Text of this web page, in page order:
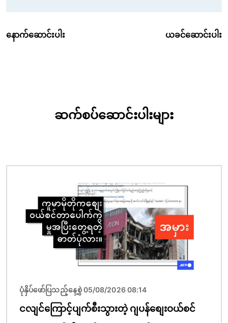
နောက်ဆောင်းပါး ယခင်ဆောင်းပါး
ဆက်စပ်ဆောင်းပါးများ
ပုံနှိပ်ဖော်ပြသည့်နေ့စွဲ 05/08/2026 08:14
ငလျင်ကြောင့်ပျက်စီးသွားတဲ့ ဂျပန်စျေးဝယ်စင်